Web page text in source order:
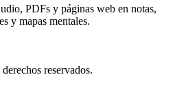
PDFs y páginas web en notas,
y mapas mentales.
reservados.